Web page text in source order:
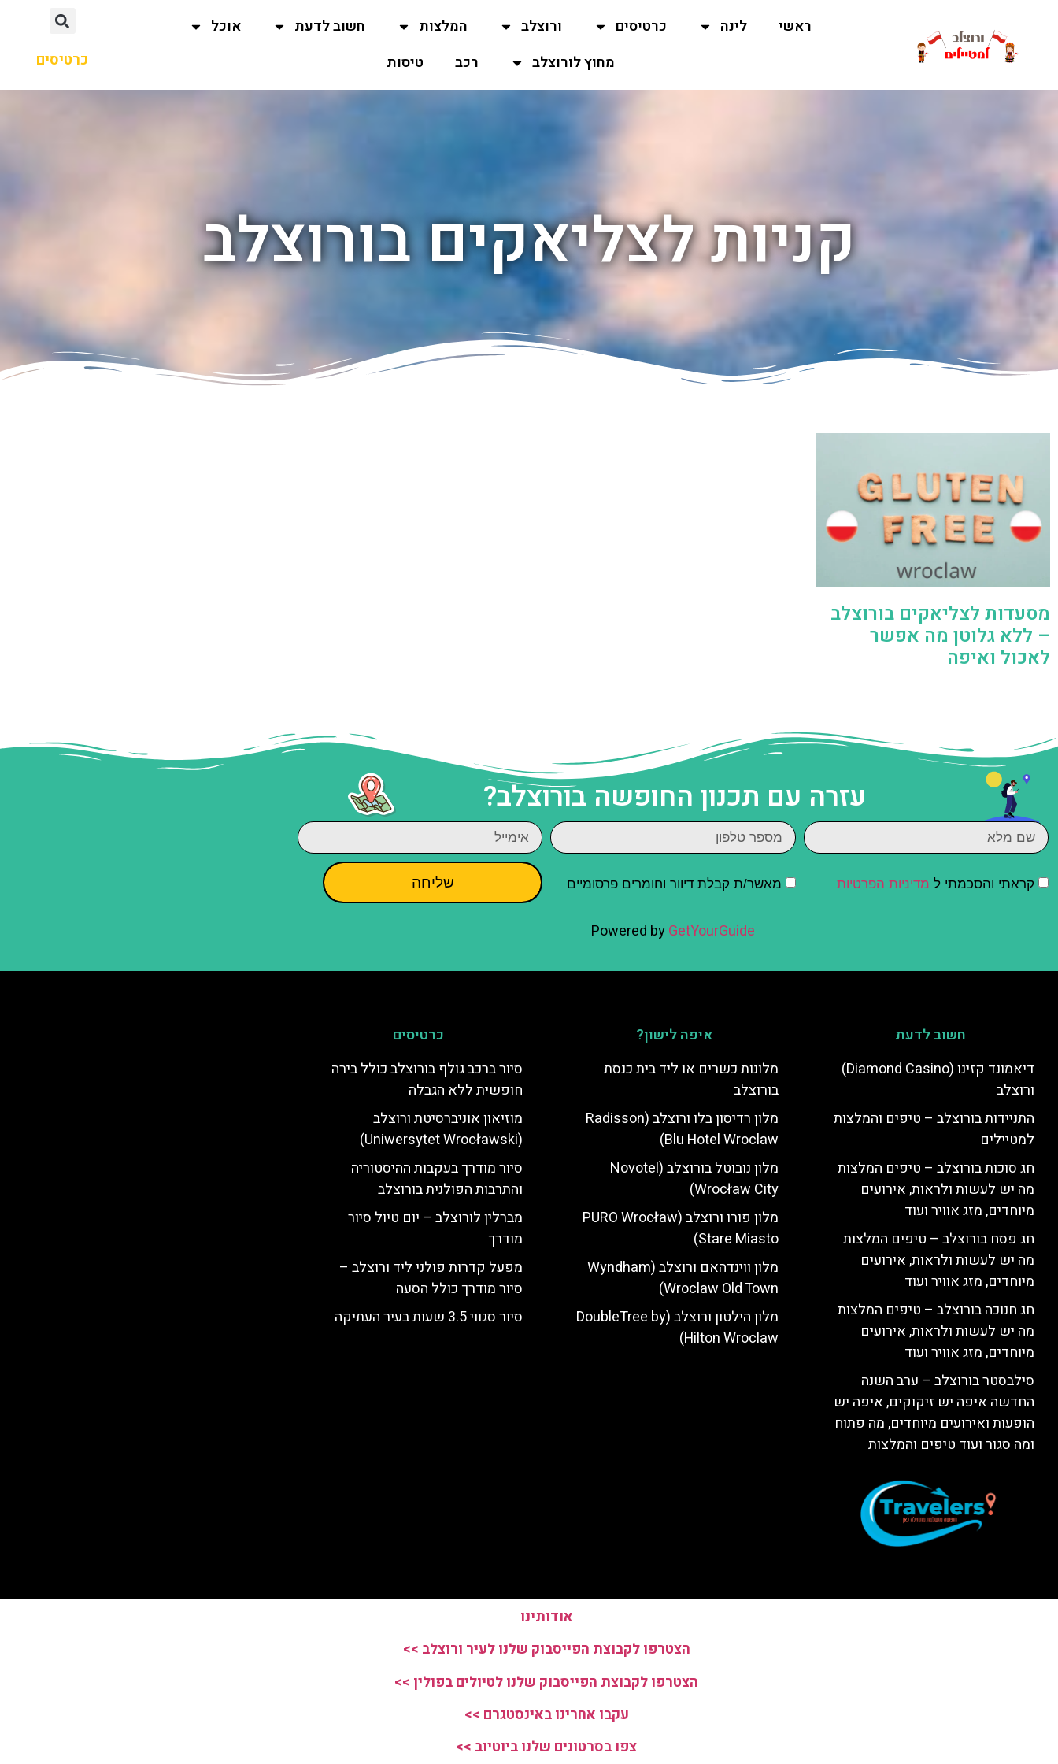
ראשי לינה כרטיסים ורוצלב המלצות חשוב לדעת
אוכל
מחוץ לורוצלב
רכב טיסות כרטיסים
קניות לצליאקים בורוצלב
מסעדות לצליאקים בורוצלב
– ללא גלוטן מה אפשר
לאכול ואיפה
עזרה עם תכנון החופשה בורוצלב?
קראתי והסכמתי ל מדיניות הפרטיות מאשר/ת קבלת דיוור וחומרים פרסומיים שליחה
Powered byGetYourGuide
חשוב לדעת
דיאמונד קזינו (Diamond Casino)
ורוצלב
התניידות בורוצלב – טיפים והמלצות
למטיילים
חג סוכות בורוצלב – טיפים המלצות
מה יש לעשות ולראות, אירועים
מיוחדים, מזג אוויר ועוד
חג פסח בורוצלב – טיפים המלצות
מה יש לעשות ולראות, אירועים
מיוחדים, מזג אוויר ועוד
חג חנוכה בורוצלב – טיפים המלצות
מה יש לעשות ולראות, אירועים
מיוחדים, מזג אוויר ועוד
סילבסטר בורוצלב – ערב השנה
החדשה איפה יש זיקוקים, איפה יש
הופעות ואירועים מיוחדים, מה פתוח
ומה סגור ועוד טיפים והמלצות
איפה לישון?
מלונות כשרים או ליד בית כנסת
בורוצלב
מלון רדיסון בלו ורוצלב (Radisson
Blu Hotel Wroclaw)
מלון נובוטל בורוצלב (Novotel
Wrocław City)
מלון פורו ורוצלב (PURO Wrocław
Stare Miasto)
מלון ווינדהאם ורוצלב (Wyndham
Wroclaw Old Town)
מלון הילטון ורוצלב (DoubleTree by
Hilton Wroclaw)
כרטיסים
סיור ברכב גולף בורוצלב כולל בירה
חופשית ללא הגבלה
מוזיאון אוניברסיטת ורוצלב
(Uniwersytet Wrocławski)
סיור מודרך בעקבות ההיסטוריה
והתרבות הפולנית בורוצלב
מברלין לורוצלב – יום טיול סיור
מודרך
מפעל קדרות פולני ליד ורוצלב –
סיור מודרך כולל הסעה
סיור סגווי 3.5 שעות בעיר העתיקה
אודותינו
הצטרפו לקבוצת הפייסבוק שלנו לעיר ורוצלב >>
הצטרפו לקבוצת הפייסבוק שלנו לטיולים בפולין >>
עקבו אחרינו באינסטגרם >>
צפו בסרטונים שלנו ביוטיוב >>